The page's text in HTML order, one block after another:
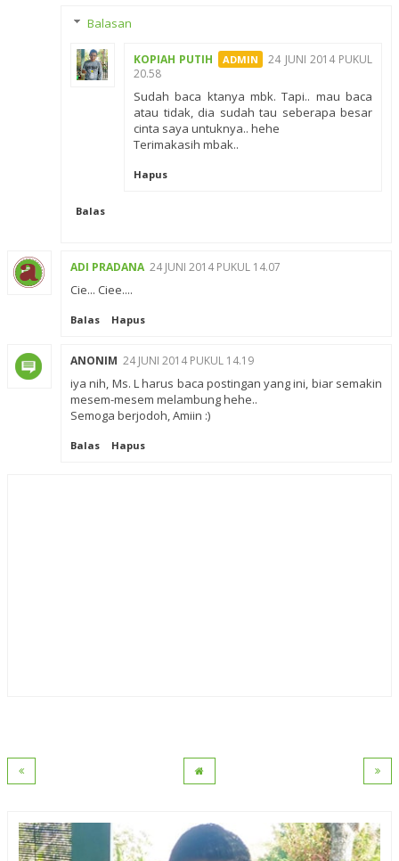
Balasan
KOPIAH PUTIH
24 JUNI 2014 PUKUL
20.58
Sudah baca ktanya mbk. Tapi.. mau baca
atau tidak, dia sudah tau seberapa besar
cinta saya untuknya.. hehe
Terimakasih mbak..
Hapus
Balas
ADI PRADANA 24 JUNI 2014 PUKUL 14.07
Cie... Ciee....
Balas Hapus
ANONIM 24 JUNI 2014 PUKUL 14.19
iya nih, Ms. L harus baca postingan yang ini, biar semakin
mesem-mesem melambung hehe..
Semoga berjodoh, Amiin :)
Balas Hapus